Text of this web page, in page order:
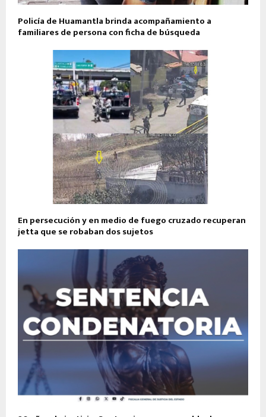
Policía de Huamantla brinda acompañamiento a
familiares de persona con ficha de búsqueda
En persecución y en medio de fuego cruzado recuperan
jetta que se robaban dos sujetos